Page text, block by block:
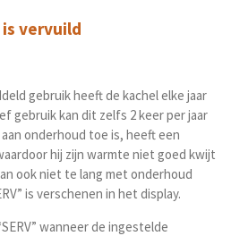
vervuild
gebruik heeft de kachel elke jaar
gebruik kan dit zelfs 2 keer per jaar
onderhoud toe is, heeft een
hij zijn warmte niet goed kwijt
ook niet te lang met onderhoud
is verschenen in het display.
wanneer de ingestelde